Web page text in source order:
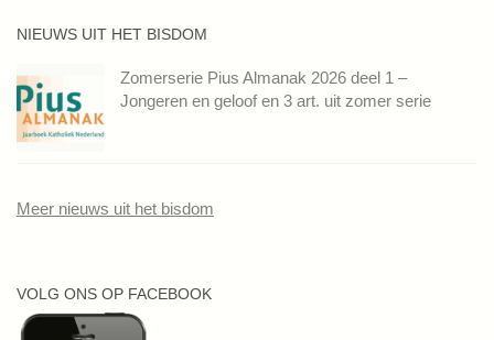
NIEUWS UIT HET BISDOM
Zomerserie Pius Almanak 2026 deel 1 –
Jongeren en geloof en 3 art. uit zomer serie
Meer nieuws uit het bisdom
VOLG ONS OP FACEBOOK